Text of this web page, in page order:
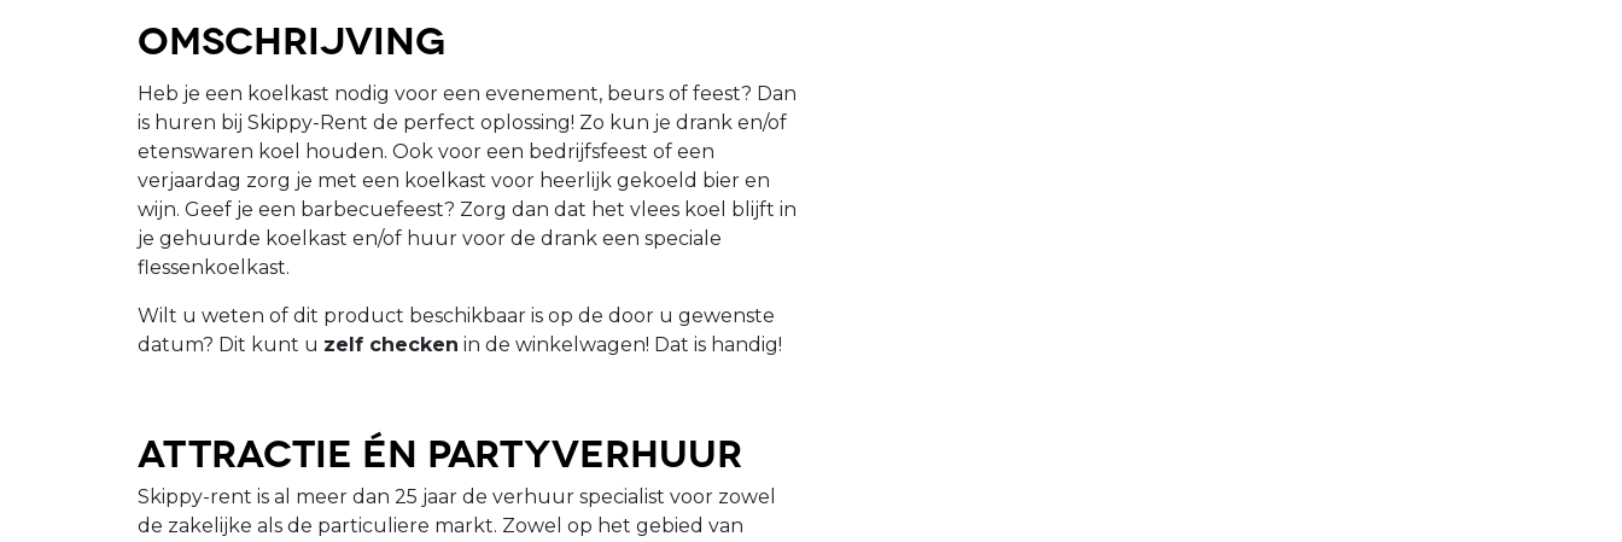
Omschrijving
Heb je een koelkast nodig voor een evenement, beurs of feest? Dan
is huren bij Skippy-Rent de perfect oplossing! Zo kun je drank en/of
etenswaren koel houden. Ook voor een bedrijfsfeest of een
verjaardag zorg je met een koelkast voor heerlijk gekoeld bier en
wijn. Geef je een barbecuefeest? Zorg dan dat het vlees koel blijft in
je gehuurde koelkast en/of huur voor de drank een speciale
flessenkoelkast.
Wilt u weten of dit product beschikbaar is op de door u gewenste
datum? Dit kunt u zelf checken in de winkelwagen! Dat is handig!
Attractie én Partyverhuur
Skippy-rent is al meer dan 25 jaar de verhuur specialist voor zowel
de zakelijke als de particuliere markt. Zowel op het gebied van